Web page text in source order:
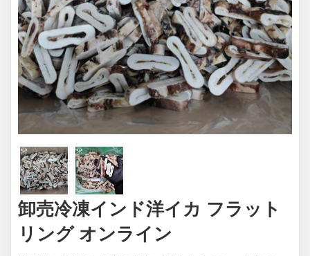
卸売冷凍インド洋イカ フラット
リング オンライン